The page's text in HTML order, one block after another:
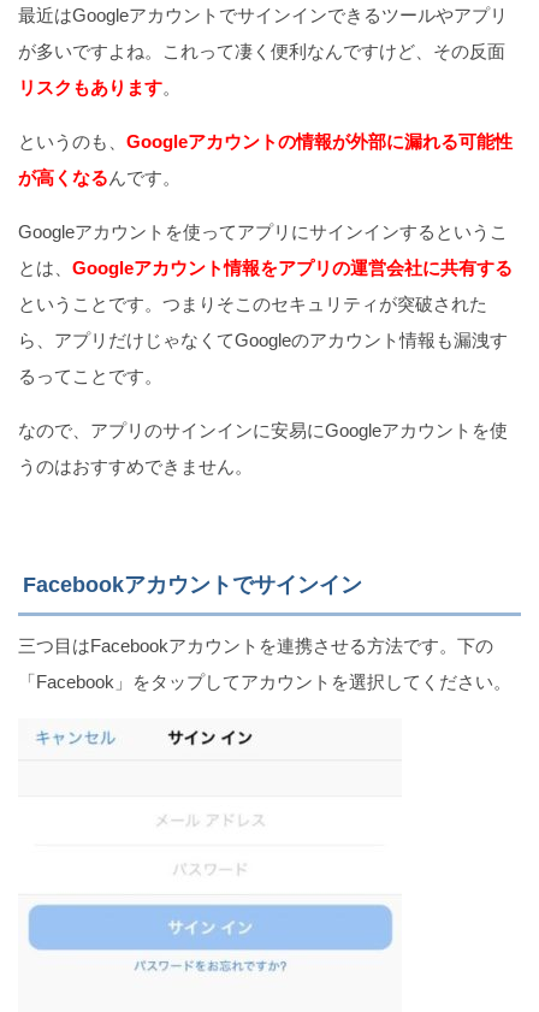
最近はGoogleアカウントでサインインできるツールやアプリ
が多いですよね。これって凄く便利なんですけど、その反面
リスクもあります。
というのも、 Googleアカウントの情報が外部に漏れる可能性
が高くなるんです。
Googleアカウントを使ってアプリにサインインするというこ
とは、 Googleアカウント情報をアプリの運営会社に共有する
ということです。つまりそこのセキュリティが突破された
ら、アプリだけじゃなくてGoogleのアカウント情報も漏洩す
るってことです。
なので、アプリのサインインに安易にGoogleアカウントを使
うのはおすすめできません。
Facebookアカウントでサインイン
三つ目はFacebookアカウントを連携させる方法です。下の
「Facebook」をタップしてアカウントを選択してください。